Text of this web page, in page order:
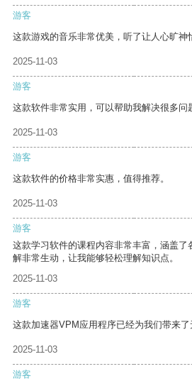
游客
这款游戏的音乐非常优美，听了让人心旷神
2025-11-03
游客
这款软件非常实用，可以帮助我解决很多问
2025-11-03
游客
这款软件的价格非常实惠，值得推荐。
2025-11-03
游客
这款学习软件的课程内容非常丰富，涵盖了
解非常生动，让我能够轻松理解知识点。
2025-11-03
游客
这款加速器VPM应用程序已经为我们带来了
2025-11-03
游客